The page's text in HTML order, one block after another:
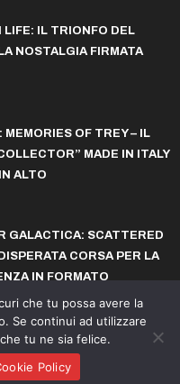
LIFE: IL TRIONFO DEL
NOSTALGIA FIRMATA
MEMORIES OF TREY – IL
MADE IN ITALY
ALTO
GALACTICA: SCATTERED
CORSA PER LA
IN FORMATO
2015-2026
Arcade
che tu possa avere la
Se continui ad utilizzare
tu ne sia felice.
Policy